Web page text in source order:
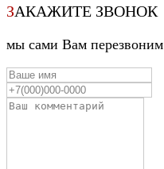
ЗАКАЖИТЕ ЗВОНОК
мы сами Вам перезвоним